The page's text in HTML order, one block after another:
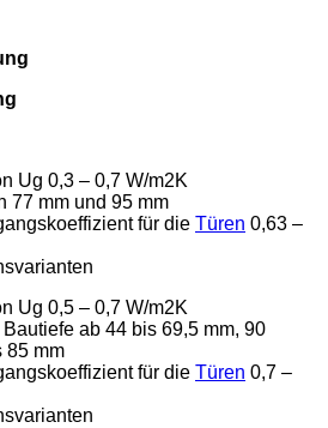
Ug 0,3 – 0,7 W/m2K
77 mm und 95 mm
für die Türen 0,63 –
Ug 0,5 – 0,7 W/m2K
ab 44 bis 69,5 mm, 90
85 mm
für die Türen 0,7 –